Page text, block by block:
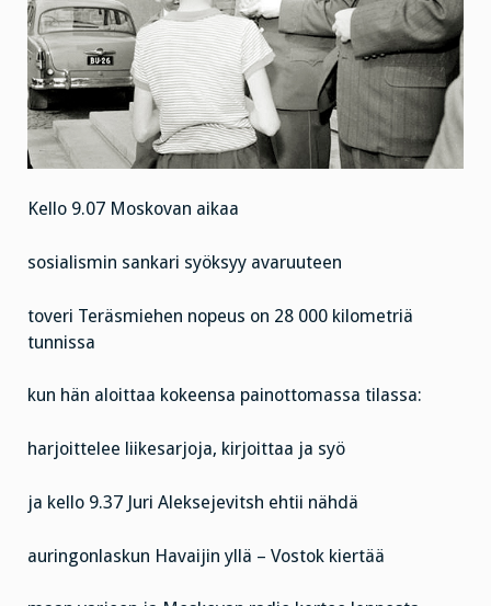
Kello 9.07 Moskovan aikaa
sosialismin sankari syöksyy avaruuteen
toveri Teräsmiehen nopeus on 28 000 kilometriä
tunnissa
kun hän aloittaa kokeensa painottomassa tilassa:
harjoittelee liikesarjoja, kirjoittaa ja syö
ja kello 9.37 Juri Aleksejevitsh ehtii nähdä
auringonlaskun Havaijin yllä – Vostok kiertää